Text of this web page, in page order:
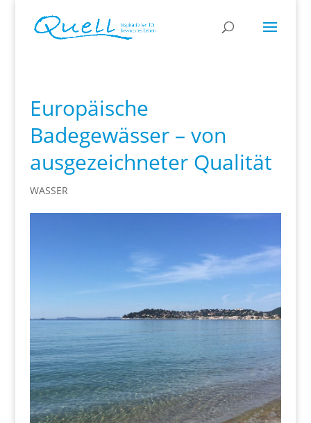
Europäische
Badegewässer – von
ausgezeichneter Qualität
WASSER